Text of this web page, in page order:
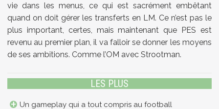
vie dans les menus, ce qui est sacrément embêtant
quand on doit gérer les transferts en LM. Ce n’est pas le
plus important, certes, mais maintenant que PES est
revenu au premier plan, il va falloir se donner les moyens
de ses ambitions. Comme l’OM avec Strootman.
LES PLUS
Un gameplay qui a tout compris au football